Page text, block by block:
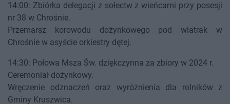
14:00: Zbiórka delegacji z sołectw z wieńcami przy posesji
nr 38 w Chrośnie.
Przemarsz korowodu dożynkowego pod wiatrak w
Chrośnie w asyście orkiestry dętej.
14:30: Połowa Msza Św. dziękczynna za zbiory w 2024 r.
Ceremoniał dożynkowy.
Wręczenie odznaczeń oraz wyróżnienia dla rolników z
Gminy Kruszwica.